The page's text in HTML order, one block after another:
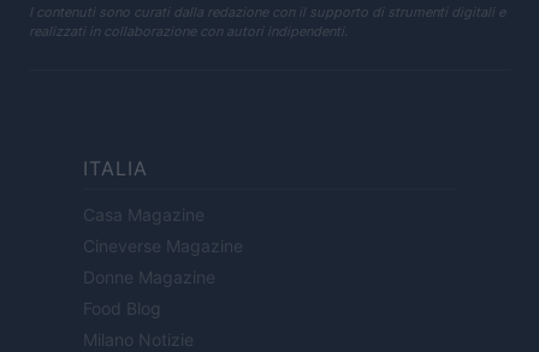
I contenuti sono curati dalla redazione con il supporto di strumenti digitali e
realizzati in collaborazione con autori indipendenti.
ITALIA
Casa Magazine
Cineverse Magazine
Donne Magazine
Food Blog
Milano Notizie